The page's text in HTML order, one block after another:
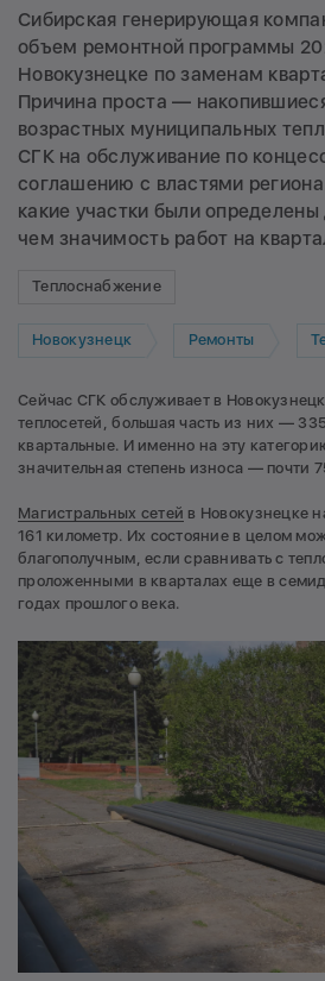
Сибирская генерирующая
объем ремонтной программы
Новокузнецке по заменам
Причина проста —
возрастных муниципальных
СГК на обслуживание по
соглашению с властями
какие участки были
чем значимость работ на
Теплоснабжение
Новокузнецк Ремонты
Сейчас СГК обслуживает в
теплосетей, большая часть из них —
квартальные. И именно на эту
значительная степень износа — почти
Магистральных сетей в Новокузнецке
161 километр. Их состояние в целом
благополучным, если сравнивать с
проложенными в кварталах еще в
годах прошлого века.